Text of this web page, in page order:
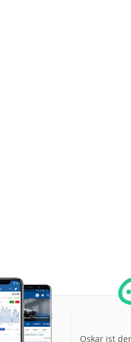
Oskar ist